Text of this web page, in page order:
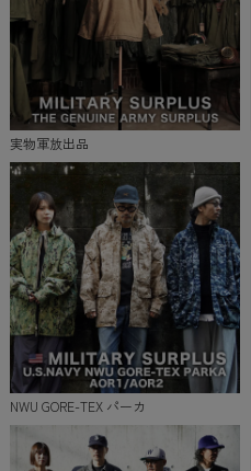
実物軍放出品
NWU GORE-TEX パーカ